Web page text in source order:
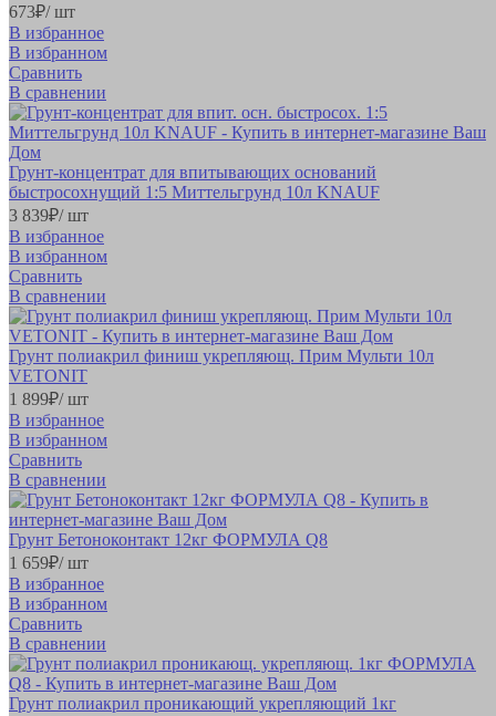
673₽/ шт
В избранное
В избранном
Сравнить
В сравнении
Грунт-концентрат для впитывающих оснований
быстросохнущий 1:5 Миттельгрунд 10л KNAUF
3 839₽/ шт
В избранное
В избранном
Сравнить
В сравнении
Грунт полиакрил финиш укрепляющ. Прим Мульти 10л
VETONIT
1 899₽/ шт
В избранное
В избранном
Сравнить
В сравнении
Грунт Бетоноконтакт 12кг ФОРМУЛА Q8
1 659₽/ шт
В избранное
В избранном
Сравнить
В сравнении
Грунт полиакрил проникающий укрепляющий 1кг